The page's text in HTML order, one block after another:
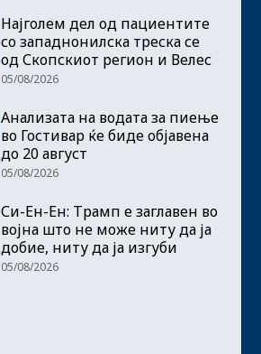
Најголем дел од пациентите
сo западнонилска треска се
од Скопскиот регион и Велес
05/08/2026
Анализата на водата за пиење
во Гостивар ќе биде објавена
до 20 август
05/08/2026
Си-Ен-Ен: Трамп е заглавен во
војна што не може ниту да ја
добие, ниту да ја изгуби
05/08/2026